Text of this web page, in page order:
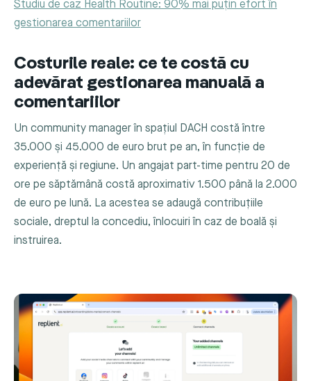
Studiu de caz Health Routine: 90% mai puțin efort în
gestionarea comentariilor
Costurile reale: ce te costă cu
adevărat gestionarea manuală a
comentariilor
Un community manager în spațiul DACH costă între
35.000 și 45.000 de euro brut pe an, în funcție de
experiență și regiune. Un angajat part-time pentru 20 de
ore pe săptămână costă aproximativ 1.500 până la 2.000
de euro pe lună. La acestea se adaugă contribuțiile
sociale, dreptul la concediu, înlocuiri în caz de boală și
instruirea.